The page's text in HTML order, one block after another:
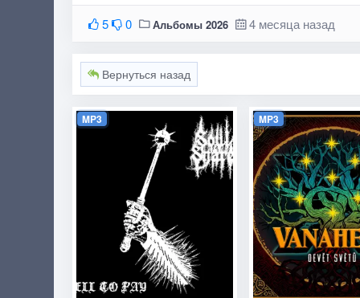
5 0 Альбомы 2026 4 месяца назад
Вернуться назад
MP3 MP3